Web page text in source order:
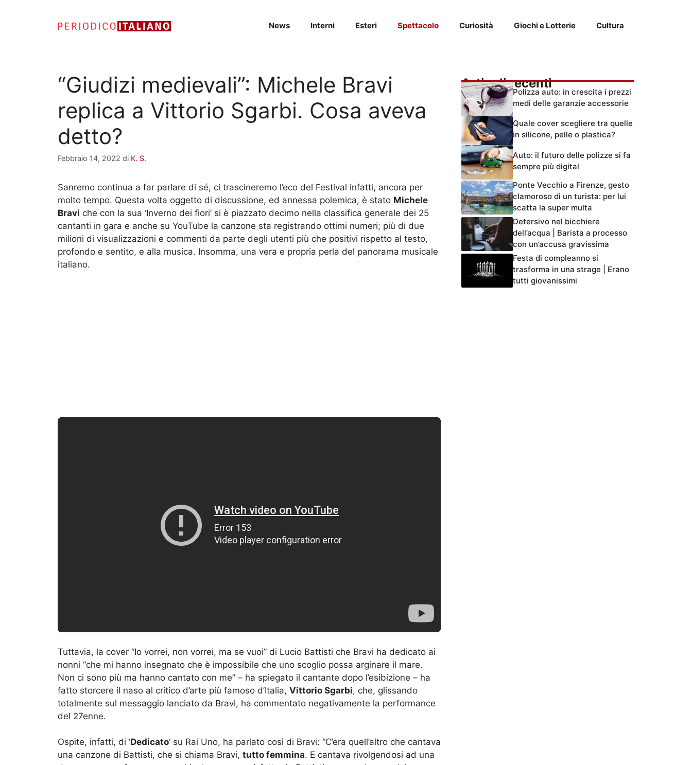
News Interni Esteri Spettacolo Curiosità Giochi e Lotterie Cultura
“Giudizi medievali”: Michele Bravi
replica a Vittorio Sgarbi. Cosa aveva
detto?
Febbraio 14, 2022 di K. S.
Sanremo continua a far parlare di sé, ci trascineremo l’eco del Festival infatti, ancora per
molto tempo. Questa volta oggetto di discussione, ed annessa polemica, è stato Michele
Bravi che con la sua ‘Inverno dei fiori’ si è piazzato decimo nella classifica generale dei 25
cantanti in gara e anche su YouTube la canzone sta registrando ottimi numeri; più di due
milioni di visualizzazioni e commenti da parte degli utenti più che positivi rispetto al testo,
profondo e sentito, e alla musica. Insomma, una vera e propria perla del panorama musicale
italiano.
Tuttavia, la cover “Io vorrei, non vorrei, ma se vuoi” di Lucio Battisti che Bravi ha dedicato ai
nonni “che mi hanno insegnato che è impossibile che uno scoglio possa arginare il mare.
Non ci sono più ma hanno cantato con me” – ha spiegato il cantante dopo l’esibizione – ha
fatto storcere il naso al critico d’arte più famoso d’Italia, Vittorio Sgarbi, che, glissando
totalmente sul messaggio lanciato da Bravi, ha commentato negativamente la performance
del 27enne.
Ospite, infatti, di ‘Dedicato‘ su Rai Uno, ha parlato così di Bravi: “C’era quell’altro che cantava
una canzone di Battisti, che si chiama Bravi, tutto femmina. E cantava rivolgendosi ad una
Articoli recenti
Polizza auto: in crescita i prezzi
medi delle garanzie accessorie
Quale cover scegliere tra quelle
in silicone, pelle o plastica?
Auto: il futuro delle polizze si fa
sempre più digital
Ponte Vecchio a Firenze, gesto
clamoroso di un turista: per lui
scatta la super multa
Detersivo nel bicchiere
dell’acqua | Barista a processo
con un’accusa gravissima
Festa di compleanno si
trasforma in una strage | Erano
tutti giovanissimi